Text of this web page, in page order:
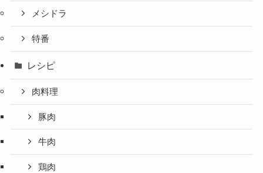
メシドラ
特番
レシピ
肉料理
豚肉
牛肉
鶏肉